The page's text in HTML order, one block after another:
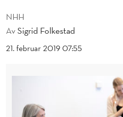
B
L
NHH
AvSigrid Folkestad
21. februar 2019 07:55